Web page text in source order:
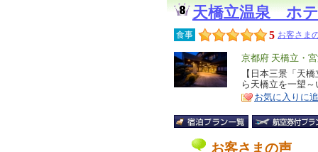
天橋立温泉 ホ
食事 5 お客さま
エ
リ
ア
京都府 天橋立・
特
徴
【日本三景「天
ら天橋立を一望
お気に入りに
お客さまの声